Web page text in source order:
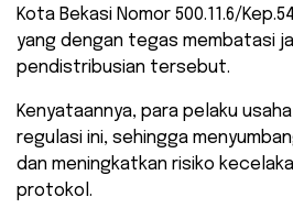
Kota Bekasi Nomor 500.11.6/
yang dengan tegas membatasi
pendistribusian tersebut.
Kenyataannya, para pelaku
regulasi ini, sehingga
dan meningkatkan risiko
protokol.